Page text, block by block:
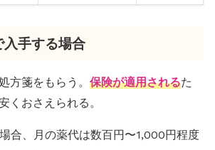
手する場合
方箋をもらう。 保険が適用されるた
くおさえられる。
合、月の薬代は数百円〜1,000円程度